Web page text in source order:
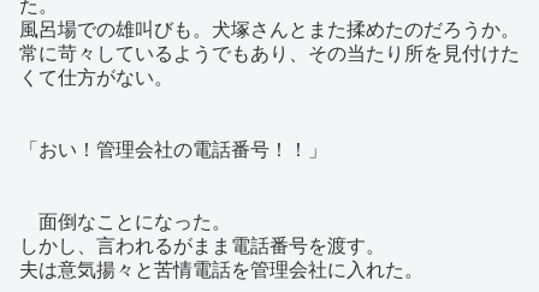
風呂場での雄叫びも。犬塚さんとまた揉めたのだろうか。
常に苛々しているようでもあり、その当たり所を見付けた
くて仕方がない。
「おい！管理会社の電話番号！！」
面倒なことになった。
しかし、言われるがまま電話番号を渡す。
夫は意気揚々と苦情電話を管理会社に入れた。